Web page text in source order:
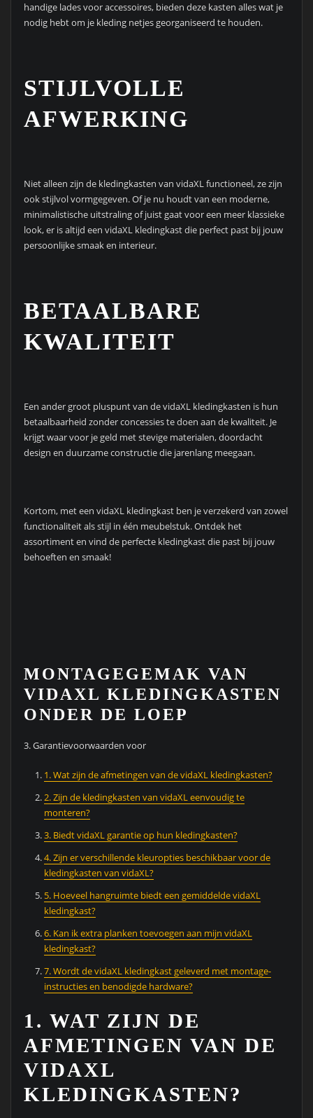
handige lades voor accessoires, bieden deze kasten alles wat je
nodig hebt om je kleding netjes georganiseerd te houden.
STIJLVOLLE
AFWERKING
Niet alleen zijn de kledingkasten van vidaXL functioneel, ze zijn
ook stijlvol vormgegeven. Of je nu houdt van een moderne,
minimalistische uitstraling of juist gaat voor een meer klassieke
look, er is altijd een vidaXL kledingkast die perfect past bij jouw
persoonlijke smaak en interieur.
BETAALBARE
KWALITEIT
Een ander groot pluspunt van de vidaXL kledingkasten is hun
betaalbaarheid zonder concessies te doen aan de kwaliteit. Je
krijgt waar voor je geld met stevige materialen, doordacht
design en duurzame constructie die jarenlang meegaan.
Kortom, met een vidaXL kledingkast ben je verzekerd van zowel
functionaliteit als stijl in één meubelstuk. Ontdek het
assortiment en vind de perfecte kledingkast die past bij jouw
behoeften en smaak!
MONTAGEGEMAK VAN
VIDAXL KLEDINGKASTEN
ONDER DE LOEP
3. Garantievoorwaarden voor
1. Wat zijn de afmetingen van de vidaXL kledingkasten?
2. Zijn de kledingkasten van vidaXL eenvoudig te
monteren?
3. Biedt vidaXL garantie op hun kledingkasten?
4. Zijn er verschillende kleuropties beschikbaar voor de
kledingkasten van vidaXL?
5. Hoeveel hangruimte biedt een gemiddelde vidaXL
kledingkast?
6. Kan ik extra planken toevoegen aan mijn vidaXL
kledingkast?
7. Wordt de vidaXL kledingkast geleverd met montage-
instructies en benodigde hardware?
1. WAT ZIJN DE
AFMETINGEN VAN DE
VIDAXL
KLEDINGKASTEN?